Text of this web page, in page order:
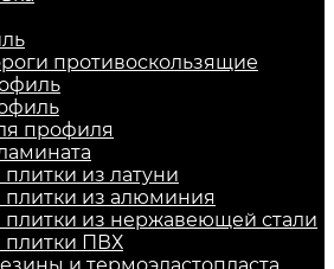
противоскользящие
профиля
плитки из латуни
плитки из алюминия
плитки из нержавеющей стали
плитки ПВХ